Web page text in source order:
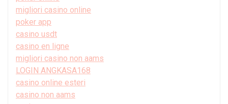
migliori casino online
poker app
casino usdt
casino en ligne
migliori casino non aams
LOGIN ANGKASA168
casino online esteri
casino non aams